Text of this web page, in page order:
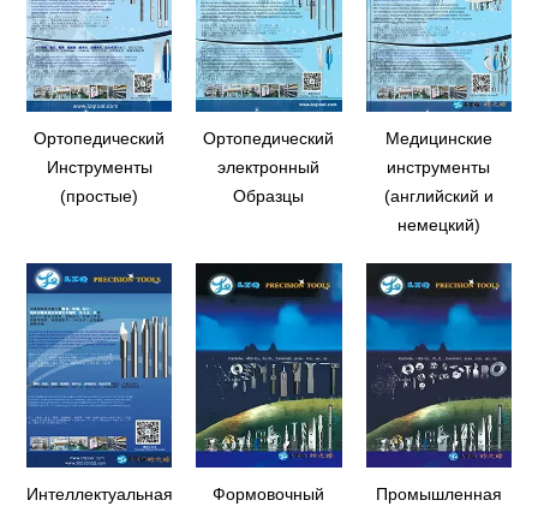
Ортопедический
Инструменты
(простые)
Ортопедический
электронный
Образцы
Медицинские
инструменты
(английский и
немецкий)
Интеллектуальная
Формовочный
Промышленная